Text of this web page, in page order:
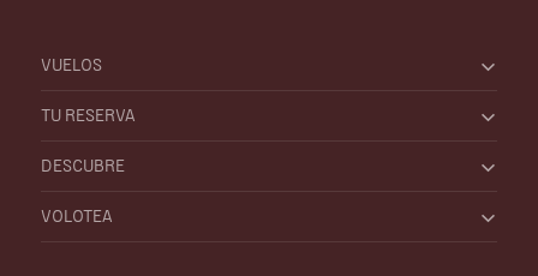
VUELOS
TU RESERVA
DESCUBRE
VOLOTEA